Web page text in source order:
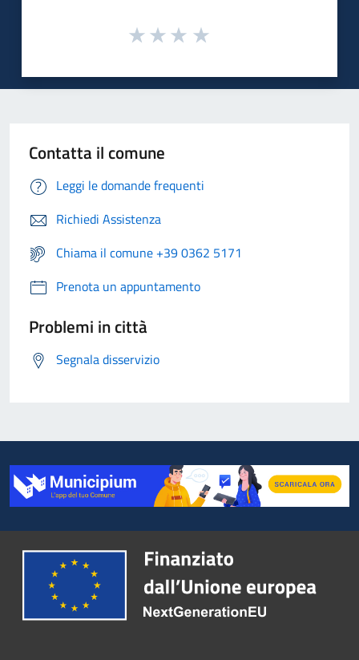
Contatta il comune
Leggi le domande frequenti
Richiedi Assistenza
Chiama il comune +39 0362 5171
Prenota un appuntamento
Problemi in città
Segnala disservizio